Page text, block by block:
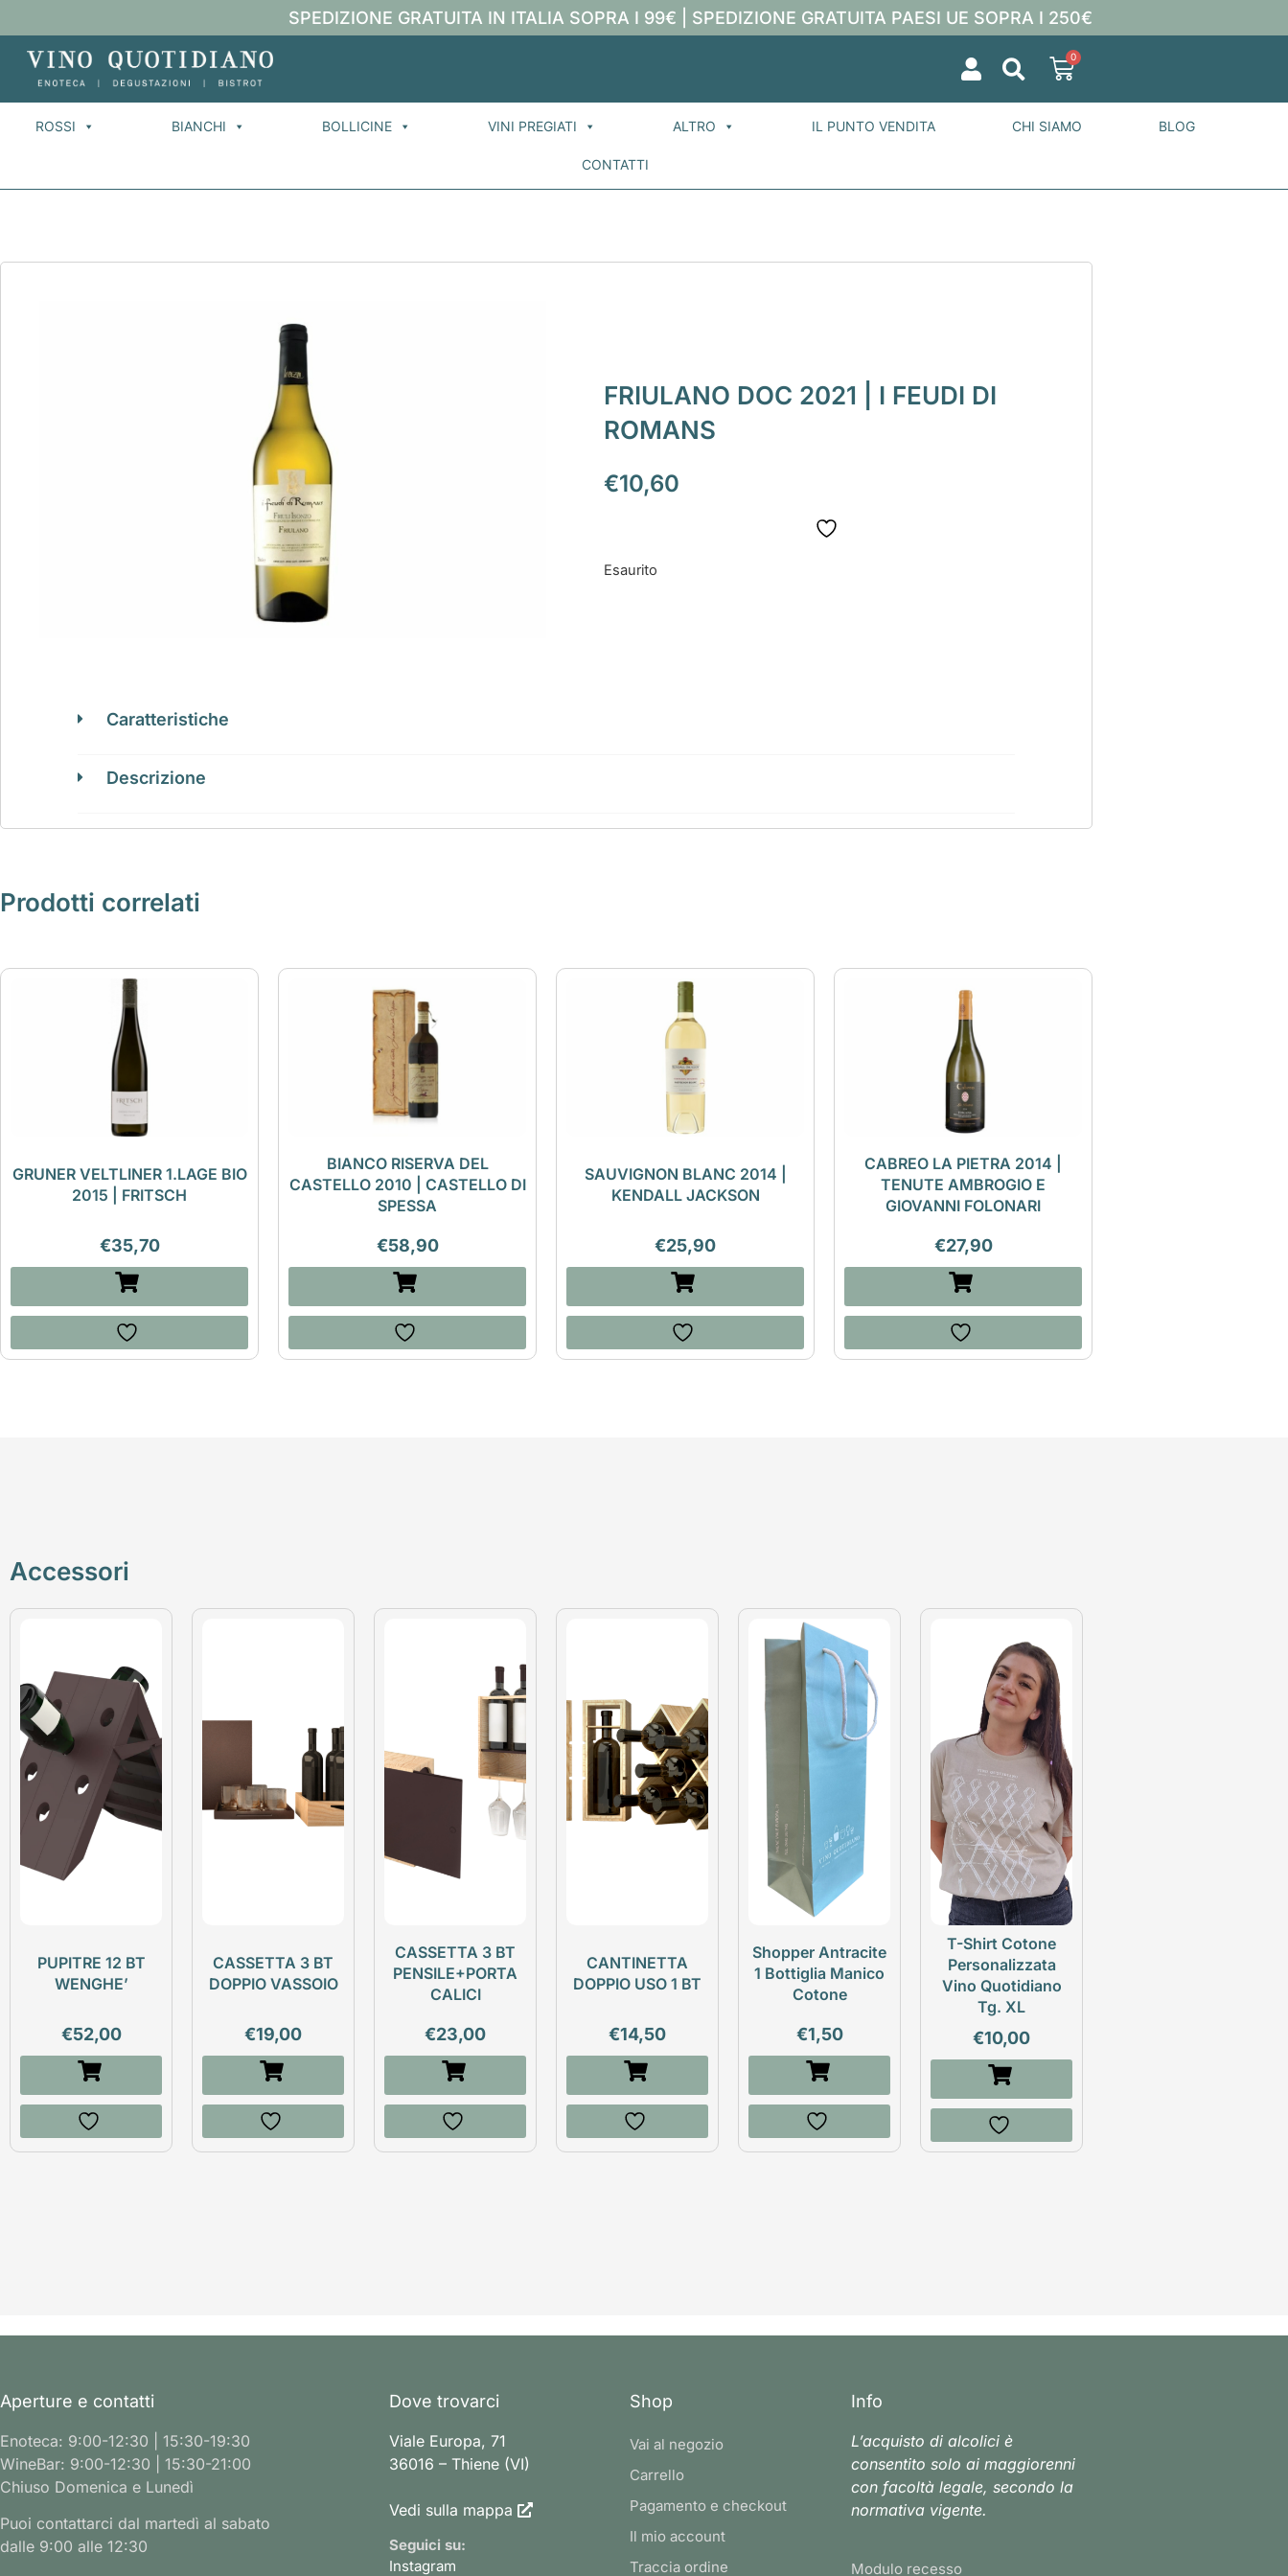
SPEDIZIONE GRATUITA IN ITALIA SOPRA I 99€ | SPEDIZIONE GRATUITA PAESI UE SOPRA I 250€
0
ROSSI BIANCHI BOLLICINE VINI PREGIATI ALTRO IL PUNTO VENDITA CHI SIAMO BLOG
CONTATTI
FRIULANO DOC 2021 | I FEUDI DI
ROMANS
€10,60
Esaurito
Caratteristiche
Descrizione
Prodotti correlati
GRUNER VELTLINER 1.LAGE BIO
2015 | FRITSCH
€35,70
BIANCO RISERVA DEL
CASTELLO 2010 | CASTELLO DI
SPESSA
€58,90
SAUVIGNON BLANC 2014 |
KENDALL JACKSON
€25,90
CABREO LA PIETRA 2014 |
TENUTE AMBROGIO E
GIOVANNI FOLONARI
€27,90
Accessori
PUPITRE 12 BT
WENGHE’
€52,00
CASSETTA 3 BT
DOPPIO VASSOIO
€19,00
CASSETTA 3 BT
PENSILE+PORTA
CALICI
€23,00
CANTINETTA
DOPPIO USO 1 BT
€14,50
Shopper Antracite
1 Bottiglia Manico
Cotone
€1,50
T-Shirt Cotone
Personalizzata
Vino Quotidiano
Tg. XL
€10,00
Aperture e contatti
Enoteca: 9:00-12:30 | 15:30-19:30
WineBar: 9:00-12:30 | 15:30-21:00
Chiuso Domenica e Lunedì
Puoi contattarci dal martedì al sabato
dalle 9:00 alle 12:30
Dove trovarci
Viale Europa, 71
36016 – Thiene (VI)
Vedi sulla mappa
Seguici su:
Instagram
Shop
Vai al negozio
Carrello
Pagamento e checkout
Il mio account
Traccia ordine
Info
L’acquisto di alcolici è
consentito solo ai maggiorenni
con facoltà legale, secondo la
normativa vigente.
Modulo recesso